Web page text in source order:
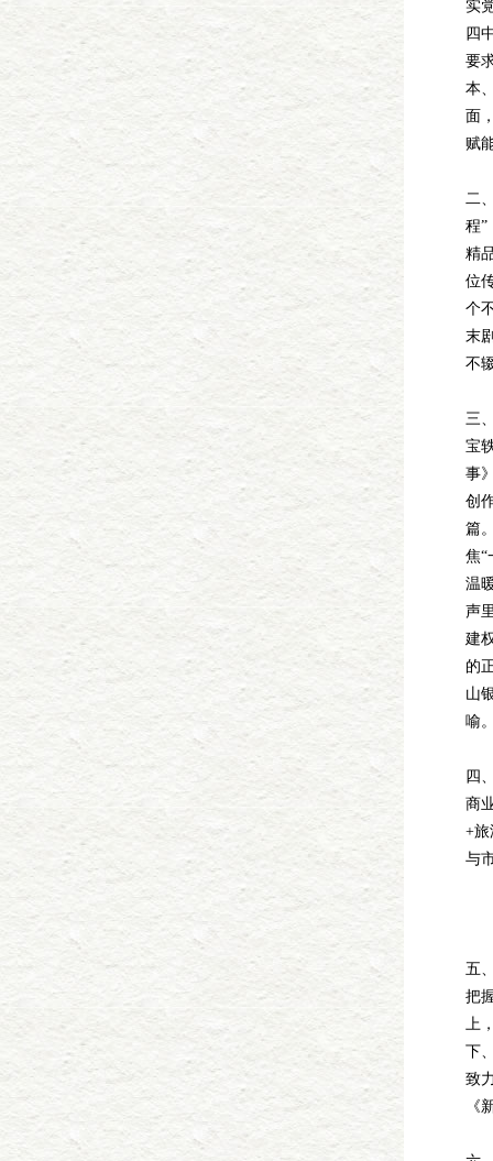
实
四
要
本
面
赋
二
程”
精
位
个
末
不
三
宝
事
创
篇
焦“
温
声
建
的
山
喻
四
商
+旅
与
五
把
上
下
致
《